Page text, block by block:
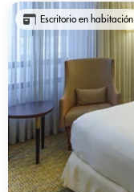
Escritorio en habitación